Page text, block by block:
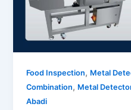
Food Inspection, Metal
Combination, Metal
Abadi